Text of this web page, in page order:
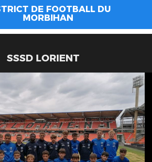
DE FOOTBALL DU
MORBIHAN
SSSD LORIENT